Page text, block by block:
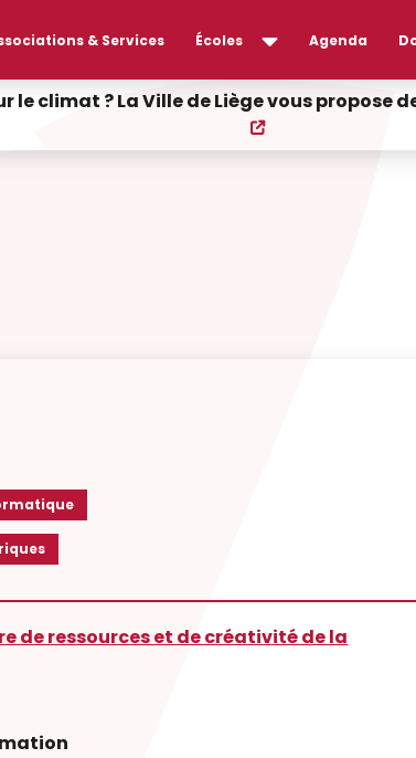
& Services Écoles Agenda
le climat ? La Ville de Liège vous
de ressources et de créativité de la